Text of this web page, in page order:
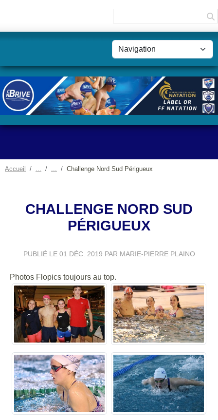
Accueil Challenge Nord Sud Périgueux
CHALLENGE NORD SUD
PÉRIGUEUX
PUBLIÉ LE 01 DÉC. 2019 PAR MARIE-PIERRE PLAINO
Photos Flopics toujours au top.